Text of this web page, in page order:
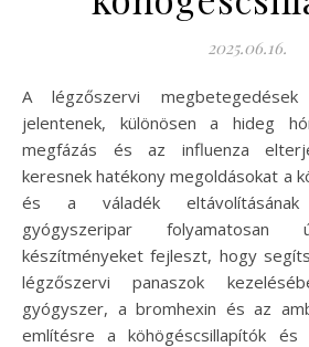
2025.06.16.
A légzőszervi megbetegedések gyakori problémát
jelentenek, különösen a hideg
megfázás és az influenza
keresnek hatékony megoldásokat a
és a váladék
gyógyszeripar
készítményeket fejleszt, hogy
légzőszervi panaszok
gyógyszer, a bromhexin és az
említésre a köhögéscsillapítók